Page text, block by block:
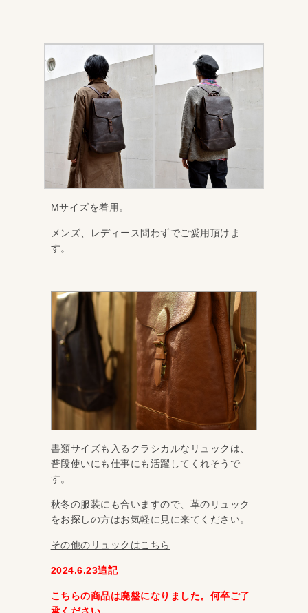
Mサイズを着用。
メンズ、レディース問わずでご愛用頂けま
す。
書類サイズも入るクラシカルなリュックは、
普段使いにも仕事にも活躍してくれそうで
す。
秋冬の服装にも合いますので、革のリュック
をお探しの方はお気軽に見に来てください。
その他のリュックはこちら
2024.6.23追記
こちらの商品は廃盤になりました。何卒ご了